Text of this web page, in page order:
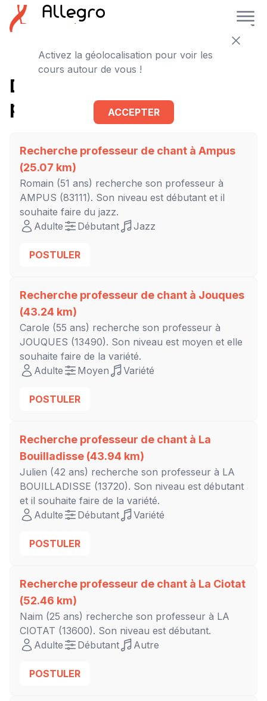
Activez la géolocalisation pour voir les
cours autour de vous !
ACCEPTER
D'autres cours de chant à
proximité
Recherche professeur de chant à Ampus
(25.07 km)
Romain (51 ans) recherche son professeur à
AMPUS (83111). Son niveau est débutant et il
souhaite faire du jazz.
Adulte
Débutant Jazz
POSTULER
Recherche professeur de chant à Jouques
(43.24 km)
Carole (55 ans) recherche son professeur à
JOUQUES (13490). Son niveau est moyen et elle
souhaite faire de la variété.
Adulte
Moyen Variété
POSTULER
Recherche professeur de chant à La
Bouilladisse (43.94 km)
Julien (42 ans) recherche son professeur à LA
BOUILLADISSE (13720). Son niveau est débutant
et il souhaite faire de la variété.
Adulte
Débutant Variété
POSTULER
Recherche professeur de chant à La Ciotat
(52.46 km)
Naim (25 ans) recherche son professeur à LA
CIOTAT (13600). Son niveau est débutant.
Adulte
Débutant Autre
POSTULER